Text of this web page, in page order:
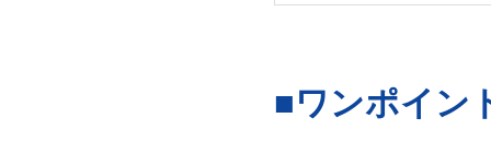
■ワンポイン